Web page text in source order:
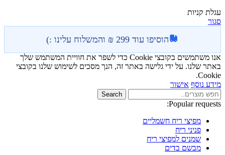
עגלת קניות
סגור
הוסיפו עוד 299 ₪ והמשלוח עלינו :)
אנו משתמשים בקובצי Cookie כדי לשפר את חוויית המשתמש שלך
באתר שלנו. על ידי גלישה באתר זה, הנך מסכים לשימוש שלנו בקובצי
Cookie.
מידע נוסף אישור
Search
Popular requests:
מפיצי ריח חשמליים
פניני ריח
שמנים למפיצי ריח
מבשם בדים